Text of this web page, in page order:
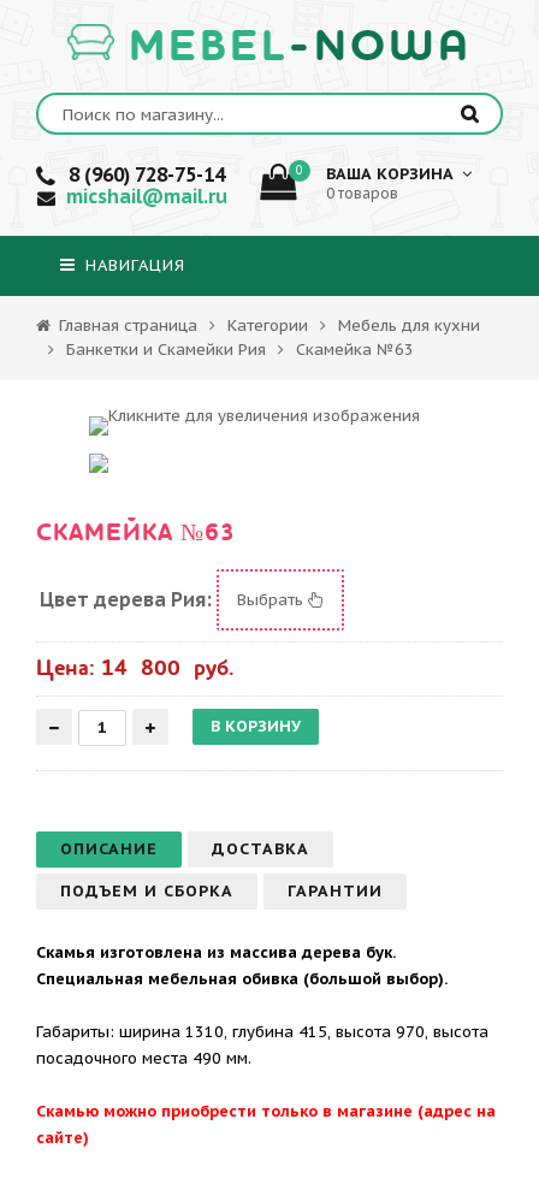
MEBEL-NOWA
8 (960) 728-75-14
micshail@mail.ru
0 ВАША КОРЗИНА
0 товаров
НАВИГАЦИЯ
Главная страница Категории
Мебель для кухни
Банкетки и Скамейки Рия
Скамейка №63
СКАМЕЙКА №63
Цвет дерева Рия: Выбрать
Цена: 14 800 руб.
ОПИСАНИЕ ДОСТАВКА
ПОДЪЕМ И СБОРКА ГАРАНТИИ
Скамья изготовлена из массива дерева бук.
Специальная мебельная обивка (большой выбор).
Габариты: ширина 1310, глубина 415, высота 970, высота
посадочного места 490 мм.
Скамью можно приобрести только в магазине (адрес на
сайте)